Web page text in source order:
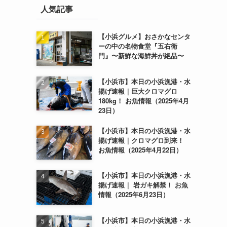
人気記事
【小浜グルメ】おさかなセンタ
ーの中の名物食堂『五右衛
門』〜新鮮な海鮮丼が絶品〜
【小浜市】本日の小浜漁港・水
揚げ速報｜巨大クロマグロ
180kg！ お魚情報（2025年4月
23日）
【小浜市】本日の小浜漁港・水
揚げ速報｜クロマグロ到来！
お魚情報（2025年4月22日）
【小浜市】本日の小浜漁港・水
揚げ速報｜ 岩ガキ解禁！ お魚
情報（2025年6月23日）
【小浜市】本日の小浜漁港・水